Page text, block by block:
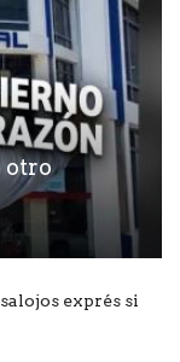
otro
exprés si